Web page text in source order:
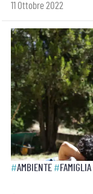
11 Ottobre 2022
#AMBIENTE #FAMIGLIA